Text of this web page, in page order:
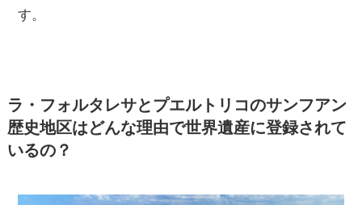
す。
ラ・フォルタレサとプエルトリコのサンフアン
歴史地区はどんな理由で世界遺産に登録されて
いるの？